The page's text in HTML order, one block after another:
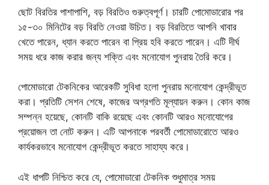
ছোট বিরতির পাশাপাশি, বড় বিরতিও গুরুত্বপূর্ণ। চারটি পোমোডারোর পর
১৫-৩০ মিনিটের বড় বিরতি নেওয়া উচিত। বড় বিরতিতে আপনি খাবার
খেতে পারেন, ধ্যান করতে পারেন বা প্রিয় হবি করতে পারেন। এটি দীর্ঘ
সময় ধরে কাজ করার জন্য শক্তি এবং মনোযোগ পুনরায় তৈরি করে।
পোমোডারো টেকনিকের আরেকটি সুবিধা হলো পুনরায় মনোযোগ কেন্দ্রীভূত
করা। প্রতিটি সেশন শেষে, কাজের অগ্রগতি মূল্যায়ন করুন। কোন কাজ
সম্পন্ন হয়েছে, কোনটি বাকি রয়েছে এবং কোনটি আরও মনোযোগের
প্রয়োজন তা নোট করুন। এটি আপনাকে পরবর্তী পোমোডারোতে আরও
কার্যকরভাবে মনোযোগ কেন্দ্রীভূত করতে সাহায্য করে।
এই ধাপটি নিশ্চিত করে যে, পোমোডারো টেকনিক শুধুমাত্র সময়